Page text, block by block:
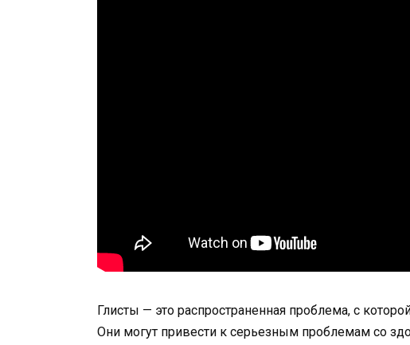
Глисты — это распространенная проблема, с
Они могут привести к серьезным проблемам со